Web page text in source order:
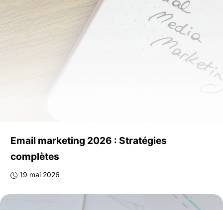
Email marketing 2026 : Stratégies
complètes
19 mai 2026